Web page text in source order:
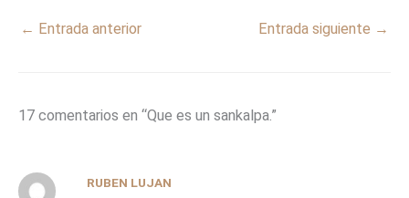
← Entrada anterior Entrada siguiente →
17 comentarios en “Que es un sankalpa.”
RUBEN LUJAN